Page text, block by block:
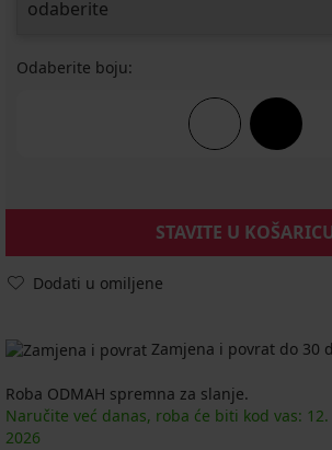
Odaberite boju:
STAVITE U
Dodati u omiljene
Zamjena i povrat do 30
Roba ODMAH spremna za slanje.
Naručite već danas, roba će biti kod vas:
2026